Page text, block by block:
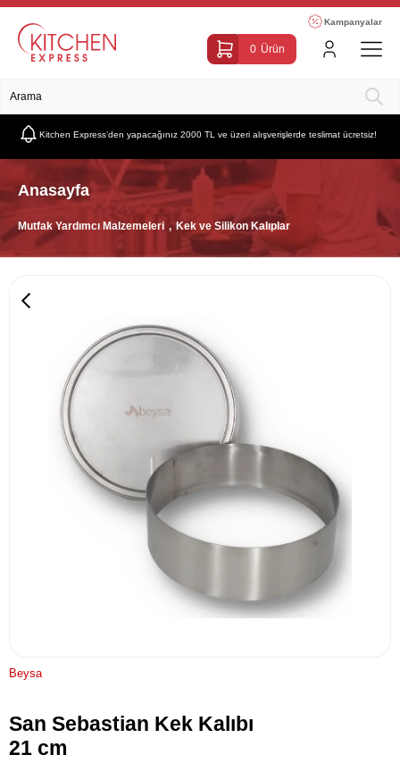
Kampanyalar
0 Ürün
Kitchen Express’den yapacağınız 2000 TL ve üzeri alışverişlerde teslimat ücretsiz!
Anasayfa
Mutfak Yardımcı Malzemeleri Kek ve Silikon Kalıplar
Beysa
San Sebastian Kek Kalıbı
21 cm